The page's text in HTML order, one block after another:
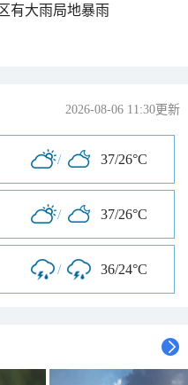
有大雨局地暴雨
2026-08-06 11:30更新
/ 37/26°C
/ 37/26°C
/ 36/24°C